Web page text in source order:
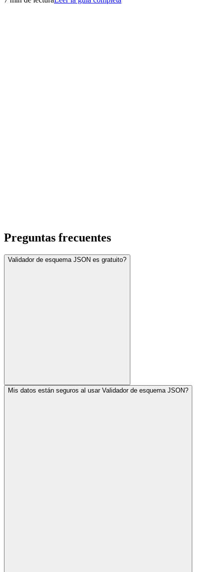
Preguntas frecuentes
Validador de esquema JSON es gratuito?
Mis datos están seguros al usar Validador de esquema JSON?